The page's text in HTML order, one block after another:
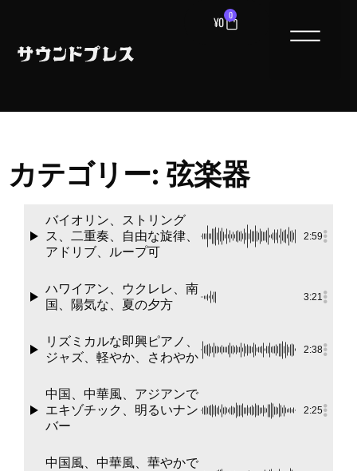
¥0 0
カテゴリー: 弦楽器
バイオリン、ストリング
ス、二重奏、自由な旋律、
アドリブ、ループ可
2:59
ハワイアン、ウクレレ、南
国、陽気な、夏の夕方
3:21
リズミカルな即興ピアノ、
ジャズ、軽やか、さわやか
2:38
中国、中華風、アジアンで
エキゾチック、明るいナン
バー
2:25
中国風、中華風、華やかで